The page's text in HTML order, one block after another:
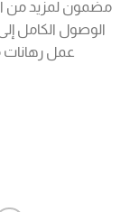
مضمون لمزيد من
الوصول الكامل
عمل رهانات